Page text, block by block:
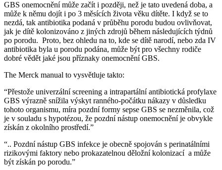
GBS onemocnění může začít i později, než je tato uvedená doba, a
může k němu dojít i po 3 měsících života věku dítěte. I když se to
nezdá, tak antibiotika podaná v průběhu porodu budou ovlivňovat,
jak je dítě kolonizováno z jiných zdrojů během následujících týdnů
po porodu. Proto, bez ohledu na to, kde se dítě narodí, nebo zda IV
antibiotika byla u porodu podána, může být pro všechny rodiče
dobré vědět jaké jsou příznaky onemocnění GBS.
The Merck manual to vysvětluje takto:
“Přestože univerzální screening a intrapartální antibiotická profylaxe
GBS výrazně snížila výskyt ranného-počátku nákazy v důsledku
tohoto organismu, míra pozdní formy sepse GBS se nezměnila, což
je v souladu s hypotézou, že pozdní nástup onemocnění je obvykle
získán z okolního prostředí.”
“.. Pozdní nástup GBS infekce je obecně spojován s perinatálními
rizikovými faktory nebo prokazatelnou děložní kolonizací a může
být získán po porodu.”